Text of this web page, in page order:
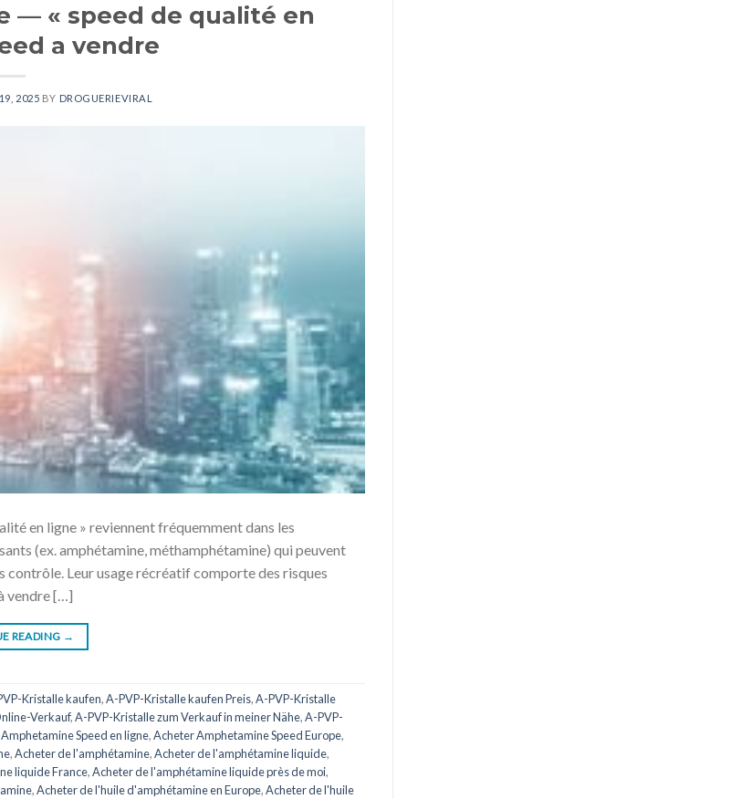
— « speed de qualité en
a vendre
2025 BY DROGUERIEVIRAL
en ligne » reviennent fréquemment dans les
(ex. amphétamine, méthamphétamine) qui peuvent
Leur usage récréatif comporte des risques
vendre […]
READING →
Kristalle kaufen,A-PVP-Kristalle kaufen Preis,A-PVP-Kristalle
Verkauf,A-PVP-Kristalle zum Verkauf in meiner Nähe,A-PVP-
Speed ​​​​en ligne,Acheter Amphetamine Speed ​​​​Europe,
,Acheter de l'amphétamine,Acheter de l'amphétamine liquide,
liquide France,Acheter de l'amphétamine liquide près de moi,
,Acheter de l'huile d'amphétamine en Europe,Acheter de l'huile